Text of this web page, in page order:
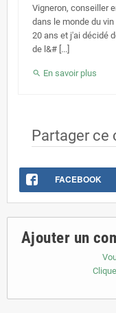
Vigneron, conseiller
dans le monde du
20 ans et j'ai décidé
de l&# [...]
search En savoir plus
Partager ce
FACEBOOK
Ajouter un